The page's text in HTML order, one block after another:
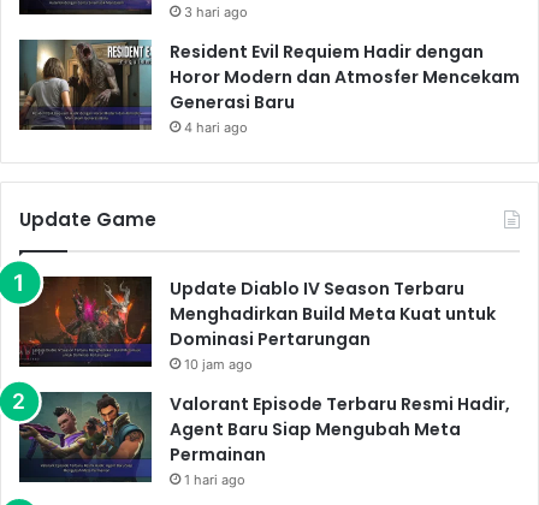
3 hari ago
Resident Evil Requiem Hadir dengan
Horor Modern dan Atmosfer Mencekam
Generasi Baru
4 hari ago
Update Game
Update Diablo IV Season Terbaru
Menghadirkan Build Meta Kuat untuk
Dominasi Pertarungan
10 jam ago
Valorant Episode Terbaru Resmi Hadir,
Agent Baru Siap Mengubah Meta
Permainan
1 hari ago